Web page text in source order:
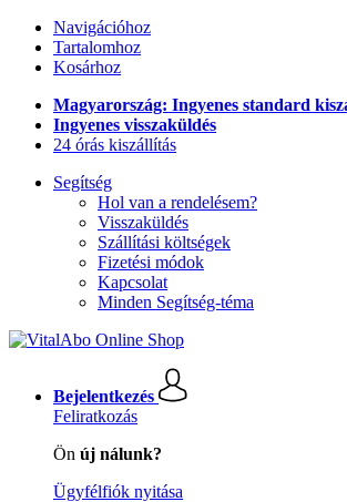
Navigációhoz
Tartalomhoz
Kosárhoz
Magyarország: Ingyenes standard
Ingyenes visszaküldés
24 órás kiszállítás
Segítség
Hol van a rendelésem?
Visszaküldés
Szállítási költségek
Fizetési módok
Kapcsolat
Minden Segítség-téma
Bejelentkezés
Feliratkozás
Ön új nálunk?
Ügyfélfiók nyitása